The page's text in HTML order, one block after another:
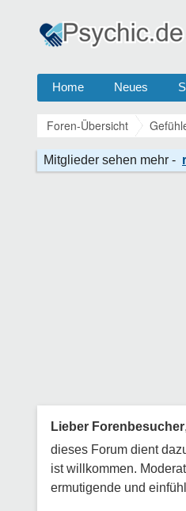
Home Neues
Foren-Übersicht
Lieber Forenbesucher,
dieses Forum dient
ist willkommen.
ermutigende und